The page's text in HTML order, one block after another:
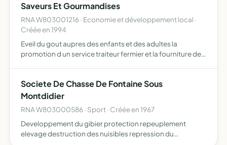
Saveurs Et Gourmandises
RNA W803001216 · Economie et développement local ·
Créée en 1994
Eveil du gout aupres des enfants et des adultes la
promotion d un service traiteur fermier et la fourniture de
Societe De Chasse De Fontaine Sous
Montdidier
RNA W803000586 · Sport · Créée en 1967
Developpement du gibier protection repeuplement
elevage destruction des nuisibles repression du